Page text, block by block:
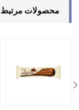
محصولات مرتبط